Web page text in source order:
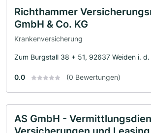
Richthammer
GmbH & Co. KG
Krankenversicherung
Zum Burgstall 38 + 51, 92637 Weiden i.
0.0 (0 Bewertungen)
AS GmbH -